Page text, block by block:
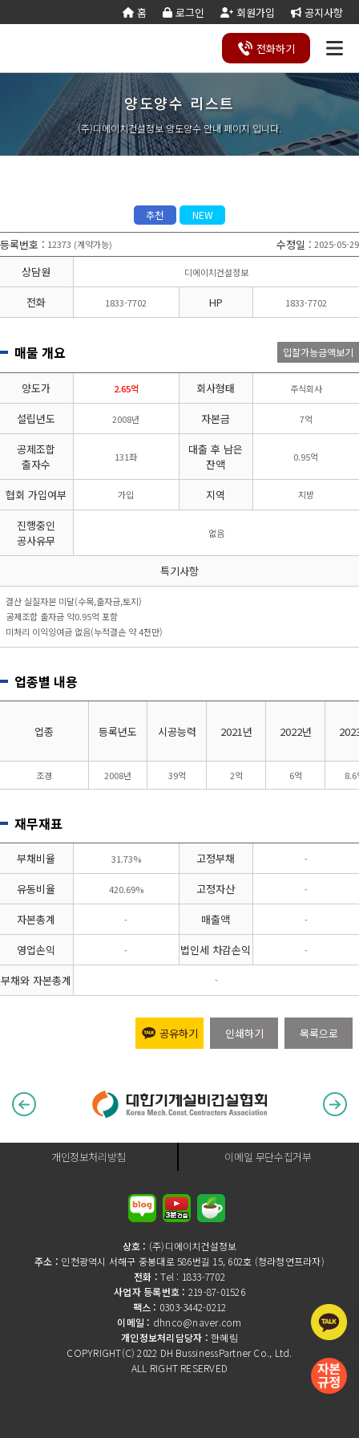
홈 로그인 회원가입 공지사항
전화하기
회사
소개
사업
영역
조직
도 는
길
합
건
설
업
토목건축
공사업
경설비공
조경공사
전문건설업
지반조성·포
장공사업
실내건축공
사업
도장·습식·방 조경식재·시
비계공사업
비공사업
철도·궤도공
사업
철강구조물공
붕
건축물조립공
사업
기타공
사업
전기공사업 정보통신
공사업
업자
나무병원
석면해제
산림사업법
인
에너지절
약전문기
업
엔지니어링
사업자
전문관리
설계시공업
문기관/
안전점검전
문기관
지하수개발
차
담
하
기
양도
양수
리스
트
양도
양수
절차
기업
진단
공
제
조
합
실
태
조
사
기
재
사
항
변
경
공
능
력
가
·
합
잔고
증명
법령
서식
국가
계약
법령
관계
서식
건설
업등
록서
식
법시
행규
칙
서식
실질
자본
금
계산
기
세무
계산
기
양도양수 리스트
(주)디에이치건설정보 양도양수 안내 페이지 입니다.
추천 NEW
등록번호 : 12373 (계약가능) 수정일 : 2025-05-29
상담원 디에이치건설정보
전화 1833-7702 HP 1833-7702
매물 개요 입찰가능금액보기
양도가 2.65억 회사형태 주식회사
설립년도 2008년 자본금 7억
공제조합
출자수
131좌
대출 후 남은
잔액
0.95억
협회 가입여부 가입 지역 지방
진행중인
공사유무
없음
특기사항
결산 실질자본 미달(수목,출자금,토지)
공제조합 출자금 약0.95억 포함
미처리 이익잉여금 없음(누적결손 약 4천만)
업종별 내용
업종 등록년도 시공능력 2021년 2022년
조경 2008년 39억 2억 6억 8.6
재무재표
부채비율 31.73% 고정부채 -
유동비율 420.69% 고정자산 -
자본총계 - 매출액 -
영업손익 - 법인세 차감손익 -
부채와 자본총계 -
공유하기 인쇄하기 목록으로
개인정보처리방침 이메일 무단수집거부
상호 : (주)디에이치건설정보
주소 : 인천광역시 서해구 중봉대로 586번길 15, 602호 (청라청연프라자)
전화 :Tel : 1833-7702
사업자 등록번호 : 219-87-01526
팩스 : 0303-3442-0212
이메일 : dhnco@naver.com
개인정보처리담당자 :한혜림
COPYRIGHT(C) 2022 DH BussinessPartner Co., Ltd.
ALL RIGHT RESERVED